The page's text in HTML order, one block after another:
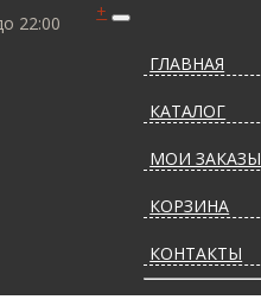
22:00
+
ГЛАВНАЯ
КАТАЛОГ
МОИ ЗАКАЗЫ
КОРЗИНА
КОНТАКТЫ